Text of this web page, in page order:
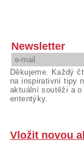
Newsletter
Děkujeme. Každý
na inspirativní tipy
aktuální soutěži a
ententýky.
Vložit novou